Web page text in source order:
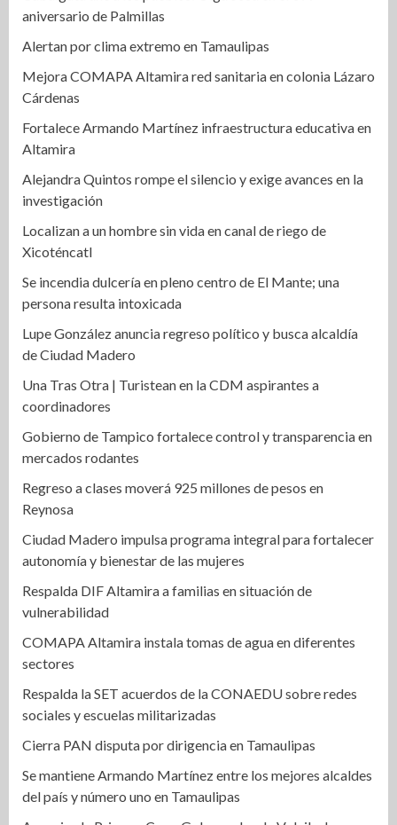
aniversario de Palmillas
Alertan por clima extremo en Tamaulipas
Mejora COMAPA Altamira red sanitaria en colonia Lázaro
Cárdenas
Fortalece Armando Martínez infraestructura educativa en
Altamira
Alejandra Quintos rompe el silencio y exige avances en la
investigación
Localizan a un hombre sin vida en canal de riego de
Xicoténcatl
Se incendia dulcería en pleno centro de El Mante; una
persona resulta intoxicada
Lupe González anuncia regreso político y busca alcaldía
de Ciudad Madero
Una Tras Otra | Turistean en la CDM aspirantes a
coordinadores
Gobierno de Tampico fortalece control y transparencia en
mercados rodantes
Regreso a clases moverá 925 millones de pesos en
Reynosa
Ciudad Madero impulsa programa integral para fortalecer
autonomía y bienestar de las mujeres
Respalda DIF Altamira a familias en situación de
vulnerabilidad
COMAPA Altamira instala tomas de agua en diferentes
sectores
Respalda la SET acuerdos de la CONAEDU sobre redes
sociales y escuelas militarizadas
Cierra PAN disputa por dirigencia en Tamaulipas
Se mantiene Armando Martínez entre los mejores alcaldes
del país y número uno en Tamaulipas